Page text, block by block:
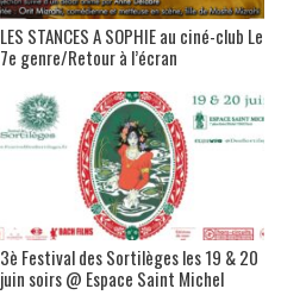
LES STANCES A SOPHIE au ciné-club Le
7e genre/Retour à l’écran
3è Festival des Sortilèges les 19 & 20
juin soirs @ Espace Saint Michel